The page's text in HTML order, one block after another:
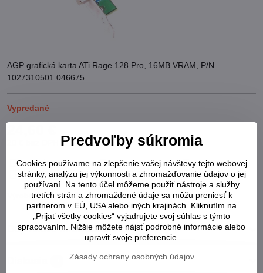
AGP grafická karta ATi Rage 128 Pro, 16MB VRAM, P/N
1027310501 046675
Vypredané
Pridať k Obľúbeným Otázka k produktu
Strážny pes
Doručenia
Výrobca:ATI
Doplnkové informácie
Predvoľby súkromia
Cookies používame na zlepšenie vašej návštevy tejto webovej
stránky, analýzu jej výkonnosti a zhromažďovanie údajov o jej
používaní. Na tento účel môžeme použiť nástroje a služby
tretích strán a zhromaždené údaje sa môžu preniesť k
partnerom v EÚ, USA alebo iných krajinách. Kliknutím na
„Prijať všetky cookies“ vyjadrujete svoj súhlas s týmto
spracovaním. Nižšie môžete nájsť podrobné informácie alebo
upraviť svoje preferencie.
Zásady ochrany osobných údajov